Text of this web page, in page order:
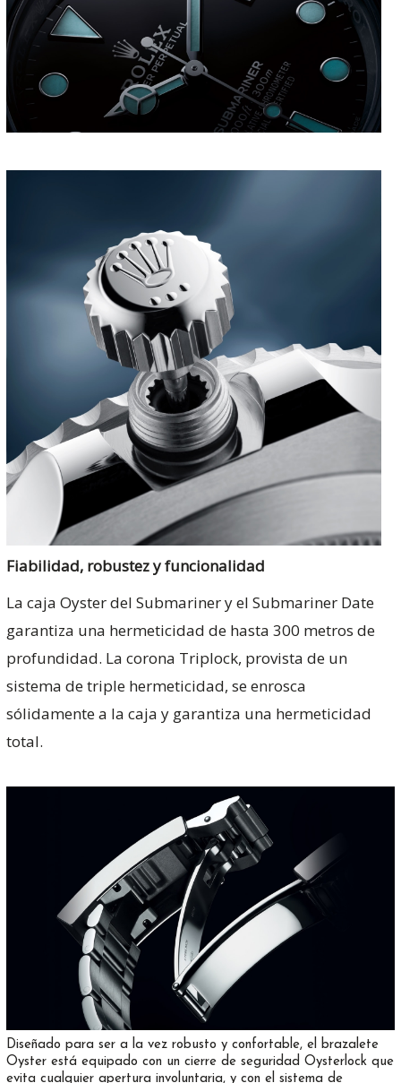
Fiabilidad, robustez y funcionalidad
La caja Oyster del Submariner y el Submariner Date
garantiza una hermeticidad de hasta 300 metros de
profundidad. La corona Triplock, provista de un
sistema de triple hermeticidad, se enrosca
sólidamente a la caja y garantiza una hermeticidad
total.
Diseñado para ser a la vez robusto y confortable, el brazalete
Oyster está equipado con un cierre de seguridad Oysterlock que
evita cualquier apertura involuntaria, y con el sistema de